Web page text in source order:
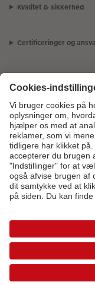
Kvalitet & sikkerhed
Certificeringer og
Om os
Fotoprodukter
Andre produkter
Kontakt kundeservice: